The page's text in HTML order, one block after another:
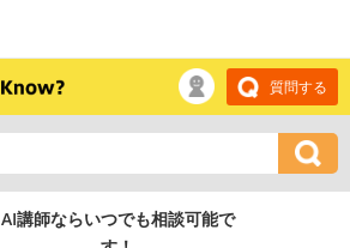
質問する
AI講師ならいつでも相談可能で